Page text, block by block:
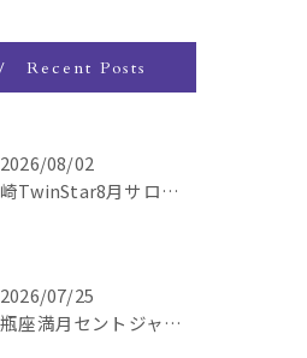
Recent Posts
2026/08/02
高崎TwinStar8月サロンお知らせ
2026/07/25
水瓶座満月セントジャーメインGSVF遠隔お知らせ